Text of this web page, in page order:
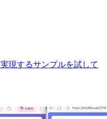
現するサンプルを試して